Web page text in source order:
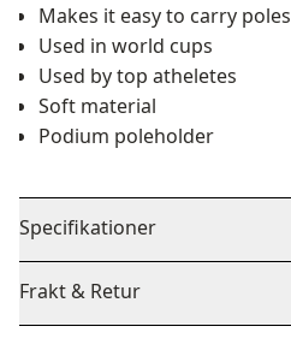
Makes it easy to carry poles
Used in world cups
Used by top atheletes
Soft material
Podium poleholder
Specifikationer
Frakt & Retur